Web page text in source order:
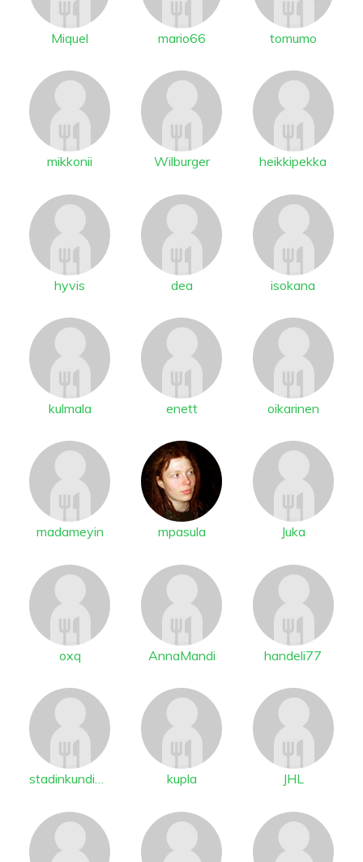
Miquel mario66 tomumo
mikkonii Wilburger heikkipekka
hyvis dea isokana
kulmala enett oikarinen
madameyin mpasula Juka
oxq AnnaMandi handeli77
stadinkundi65 kupla JHL